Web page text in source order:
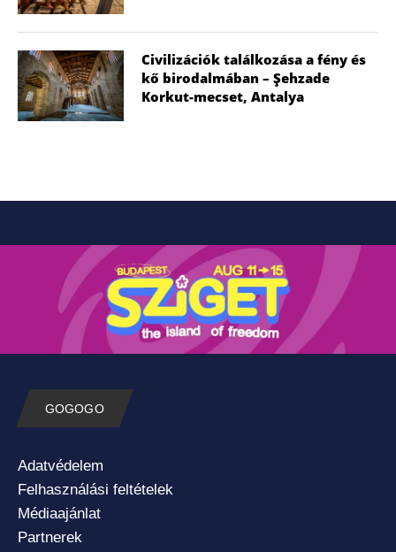
Civilizációk találkozása a fény és
kő birodalmában – Şehzade
Korkut-mecset, Antalya
GOGOGO
Adatvédelem
Felhasználási feltételek
Médiaajánlat
Partnerek